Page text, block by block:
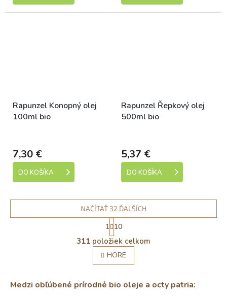
Rapunzel Konopný olej
100ml bio
7,30 €
DO KOŠÍKA
Rapunzel Řepkový olej
500ml bio
5,37 €
DO KOŠÍKA
O
v
l
á
a
NAČÍTAŤ 32 ĎALŠÍCH
S
t
r
á
n
k
v
a
1 10
311 položiek celkom
HORE
Medzi obľúbené prírodné bio oleje a octy patria: